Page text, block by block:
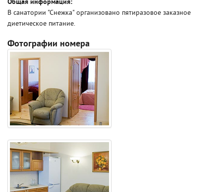
Общая информация:
В санатории "Снежка" организовано пятиразовое заказное
диетическое питание.
Фотографии номера